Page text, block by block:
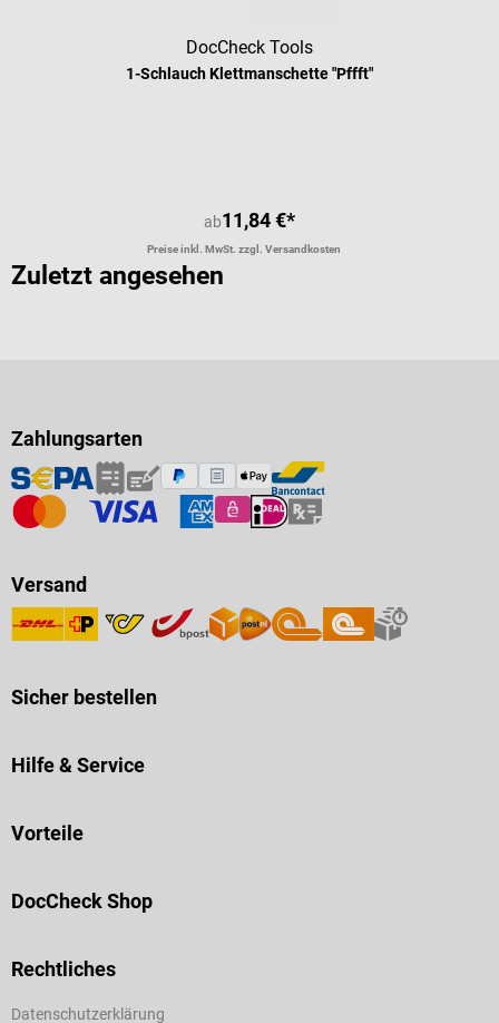
DocCheck Tools
1-Schlauch Klettmanschette "Pffft"
ab11,84 €*
Preise inkl. MwSt. zzgl. Versandkosten
Zuletzt angesehen
Zahlungsarten
Versand
Sicher bestellen
Hilfe & Service
Vorteile
DocCheck Shop
Rechtliches
Datenschutzerklärung